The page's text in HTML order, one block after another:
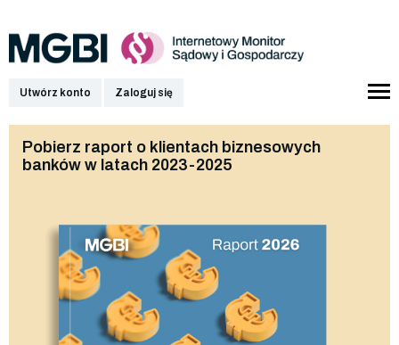
Utwórz konto Zaloguj się
Pobierz raport o klientach biznesowych
banków w latach 2023-2025